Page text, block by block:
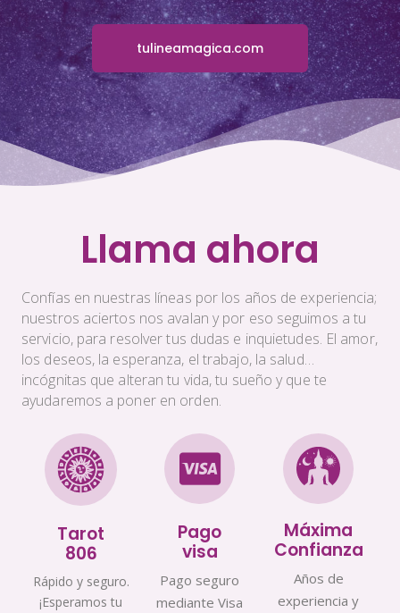
tulineamagica.com
Llama ahora
Confías en nuestras líneas por los años de experiencia;
nuestros aciertos nos avalan y por eso seguimos a tu
servicio, para resolver tus dudas e inquietudes. El amor,
los deseos, la esperanza, el trabajo, la salud…
incógnitas que alteran tu vida, tu sueño y que te
ayudaremos a poner en orden.
Tarot
806
Rápido y seguro.
¡Esperamos tu
Pago
visa
Pago seguro
mediante Visa
Máxima
Confianza
Años de
experiencia y